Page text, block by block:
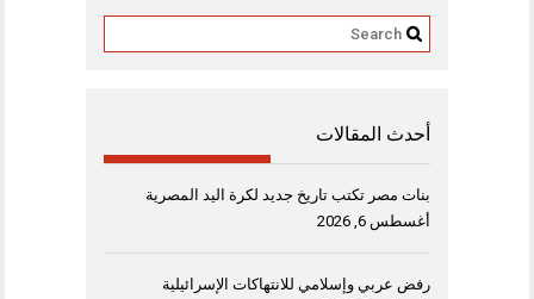
أحدث المقالات
بنات مصر تكتب تاريخ جديد لكرة اليد المصرية
أغسطس 6, 2026
رفض عربي وإسلامي للانتهاكات الإسرائيلية